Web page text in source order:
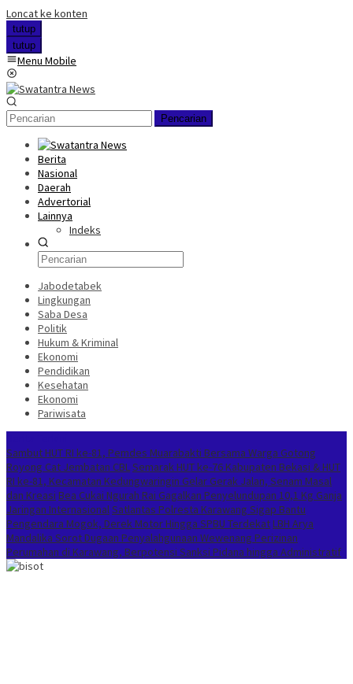
Loncat ke konten
tutup
tutup
Menu Mobile
Pencarian
Berita
Nasional
Daerah
Advertorial
Lainnya
Indeks
Jabodetabek
Lingkungan
Saba Desa
Politik
Hukum & Kriminal
Ekonomi
Pendidikan
Kesehatan
Ekonomi
Pariwisata
Sambut HUT RI ke-81, Pemdes Muarabakti Bersama Warga Gotong
Royong Cat Jembatan CBLSemarak HUT ke-76 Kabupaten Bekasi & HUT
RI ke-81, Kecamatan Kedungwaringin Gelar Gerak Jalan, Senam Masal
dan Kreasi Bea Cukai Ngurah Rai Gagalkan Penyelundupan 10,1 Kg Ganja
Jaringan InternasionalSatlantas Polresta Karawang Sigap Bantu
Pengendara Mogok, Derek Motor Hingga SPBU Terdekat LBH Arya
Mandalika Sorot Dugaan Penyalahgunaan Wewenang Perizinan
Perumahan di Karawang, Berpotensi Sanksi Pidana hingga Administratif